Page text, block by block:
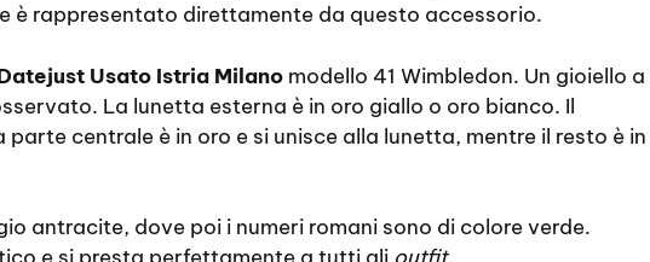
è rappresentato direttamente da questo accessorio.
Usato Istria Milano modello 41 Wimbledon. Un gioiello a
La lunetta esterna è in oro giallo o oro bianco. Il
centrale è in oro e si unisce alla lunetta, mentre il resto è in
antracite, dove poi i numeri romani sono di colore verde.